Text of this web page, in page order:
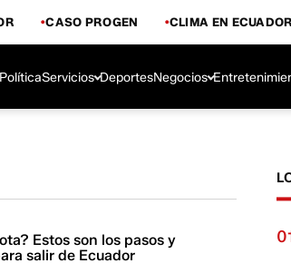
CASO PROGEN CLIMA EN ECUADOR
PolíticaServicios DeportesNegocios
Estos son los pasos y
salir de Ecuador